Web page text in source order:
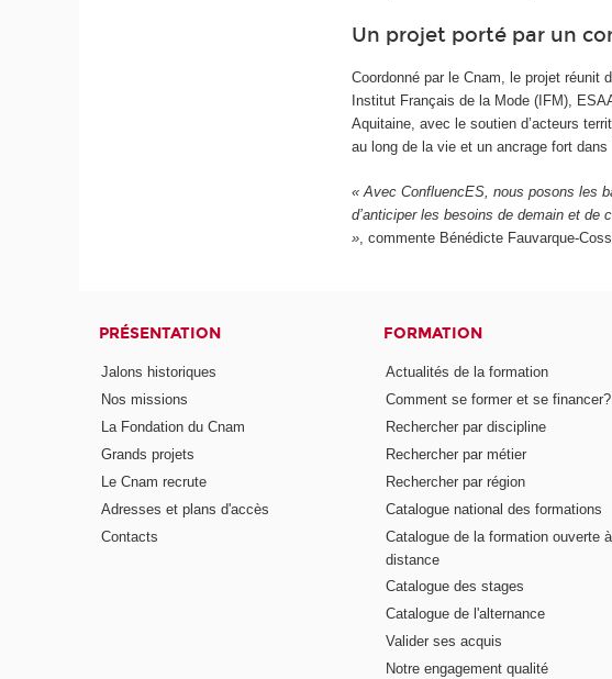
Un projet porté par un
Coordonné par le Cnam, le projet réunit
Institut Français de la Mode (IFM),
Aquitaine, avec le soutien d’acteurs
au long de la vie et un ancrage fort
« Avec ConfluencES, nous posons les
d’anticiper les besoins de demain et de
», commente Bénédicte Fauvarque-
PRÉSENTATION
Jalons historiques
Nos missions
La Fondation du Cnam
Grands projets
Le Cnam recrute
Adresses et plans d'accès
Contacts
FORMATION
Actualités de la formation
Comment se former et se financer?
Rechercher par discipline
Rechercher par métier
Rechercher par région
Catalogue national des formations
Catalogue de la formation ouverte à
distance
Catalogue des stages
Catalogue de l'alternance
Valider ses acquis
Notre engagement qualité